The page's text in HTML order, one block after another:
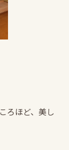
ろほど、美し